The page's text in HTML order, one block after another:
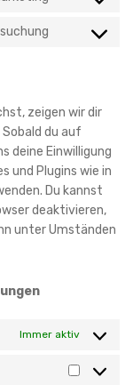
service
vimeo
service
Consent
zeigen wir dir
du auf
deine Einwilligung
und Plugins wie in
Du kannst
deaktivieren,
unter Umständen
Immer aktiv
Statistik